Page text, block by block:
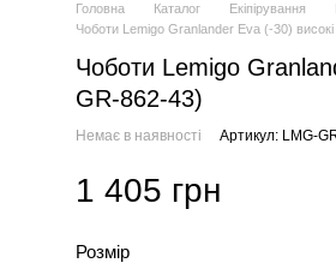
Головна Каталог Екіпірування
Чоботи Lemigo Granlander Eva (-30)
Чоботи Lemigo
GR-862-43)
Немає в наявності Артикул: LMG-
1 405 грн
Розмір